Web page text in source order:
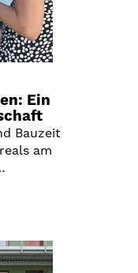
Ein
Bauzeit
am